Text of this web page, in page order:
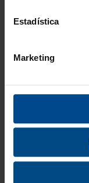
Estadística
Marketing